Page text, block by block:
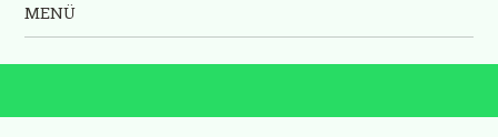
MENÜ